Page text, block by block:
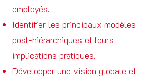
employés.
Identifier les principaux modèles
post-hiérarchiques et leurs
implications pratiques.
Développer une vision globale et